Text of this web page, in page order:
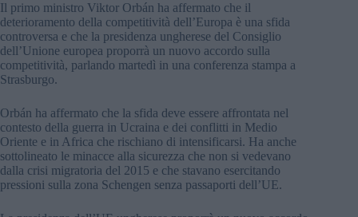
Il primo ministro Viktor Orbán ha affermato che il
deterioramento della competitività dell’Europa è una sfida
controversa e che la presidenza ungherese del Consiglio
dell’Unione europea proporrà un nuovo accordo sulla
competitività, parlando martedì in una conferenza stampa a
Strasburgo.
Orbán ha affermato che la sfida deve essere affrontata nel
contesto della guerra in Ucraina e dei conflitti in Medio
Oriente e in Africa che rischiano di intensificarsi. Ha anche
sottolineato le minacce alla sicurezza che non si vedevano
dalla crisi migratoria del 2015 e che stavano esercitando
pressioni sulla zona Schengen senza passaporti dell’UE.